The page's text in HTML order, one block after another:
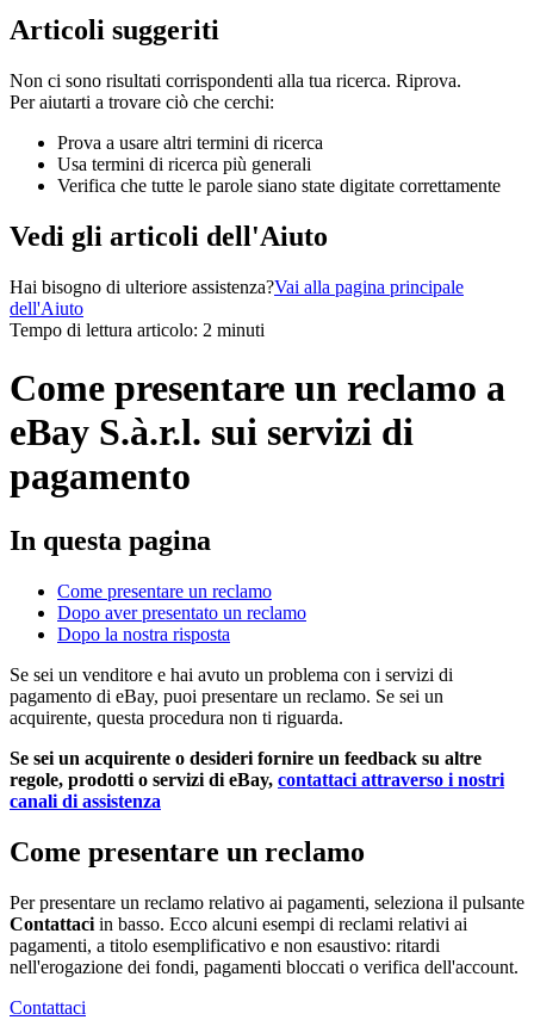
Articoli suggeriti
Non ci sono risultati corrispondenti alla tua ricerca. Riprova.
Per aiutarti a trovare ciò che cerchi:
Prova a usare altri termini di ricerca
Usa termini di ricerca più generali
Verifica che tutte le parole siano state digitate correttamente
Vedi gli articoli dell'Aiuto
Hai bisogno di ulteriore assistenza?Vai alla pagina principale
dell'Aiuto
Tempo di lettura articolo: 2 minuti
Come presentare un reclamo a
eBay S.à.r.l. sui servizi di
pagamento
In questa pagina
Come presentare un reclamo
Dopo aver presentato un reclamo
Dopo la nostra risposta
Se sei un venditore e hai avuto un problema con i servizi di
pagamento di eBay, puoi presentare un reclamo. Se sei un
acquirente, questa procedura non ti riguarda.
Se sei un acquirente o desideri fornire un feedback su altre
regole, prodotti o servizi di eBay, contattaci attraverso i nostri
canali di assistenza
Come presentare un reclamo
Per presentare un reclamo relativo ai pagamenti, seleziona il pulsante
Contattaci in basso. Ecco alcuni esempi di reclami relativi ai
pagamenti, a titolo esemplificativo e non esaustivo: ritardi
nell'erogazione dei fondi, pagamenti bloccati o verifica dell'account.
Contattaci